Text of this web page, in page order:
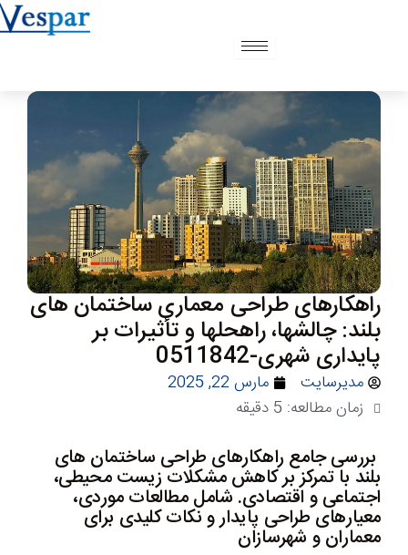
راهکارهای طراحی معماری ساختمان های
بلند: چالشها، راهحلها و تأثیرات بر
پایداری شهری-0511842
مدیرسایت
مارس 22, 2025
زمان مطالعه: 5 دقیقه
بررسی جامع راهکارهای طراحی ساختمان های
بلند با تمرکز بر کاهش مشکلات زیست محیطی،
اجتماعی و اقتصادی. شامل مطالعات موردی،
معیارهای طراحی پایدار و نکات کلیدی برای
معماران و شهرسازان